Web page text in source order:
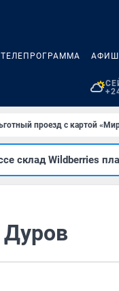
ТЕЛЕПРОГРАММА
проезд с картой
склад Wildberries
Дуров